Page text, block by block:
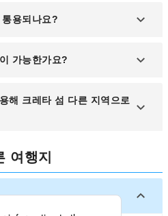
니다.
와 대중교통이 편리하지
계획이라면 차량을 대여
용되나요?
도시로, 호텔, 레스토랑, 주
을 익혀두면 더욱 원활한
가능한가요?
상점에서는 신용카드를 사
이나 소규모 가게에서는 현
해 크레타 섬 다른 지역으로
서 크레타 섬의 주요 도시인
로 가는 장거리 버스를 이용
는 노선에 따라 다르므로
합니다.
여행지